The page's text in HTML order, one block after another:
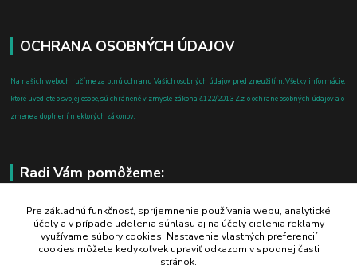
OCHRANA OSOBNÝCH ÚDAJOV
Na našich weboch ručíme za plnú ochranu Vašich osobných údajov pred zneužitím. Všetky informácie,
ktoré uvediete o svojej osobe, sú chránené v zmysle zákona č.122/2013 Z.z. o ochrane osobných údajov a o
zmene a doplnení niektorých zákonov.
Radi Vám pomôžeme:
+421 908 700 612
po-pia: 8.00 - 16.00
business@jtf.sk
Pre základnú funkčnosť, spríjemnenie používania webu, analytické
účely a v prípade udelenia súhlasu aj na účely cielenia reklamy
využívame súbory cookies. Nastavenie vlastných preferencií
cookies môžete kedykoľvek upraviť odkazom v spodnej časti
stránok.